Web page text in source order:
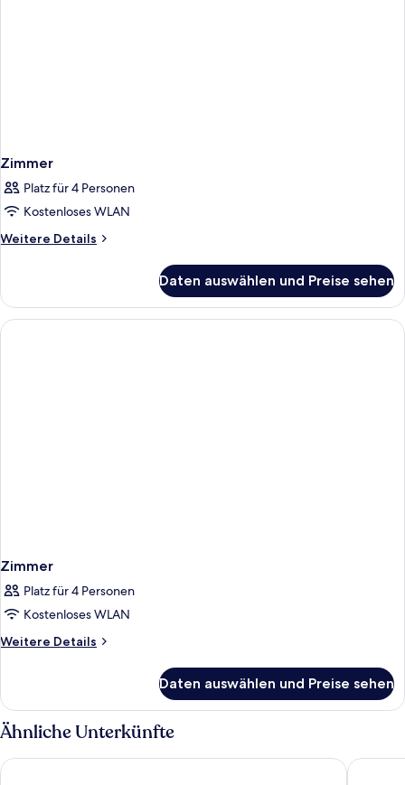
Zimmer
Platz für 4 Personen
Kostenloses WLAN
Weitere Details
Weitere
Daten auswählen und Preise sehen
Zimmer
Platz für 4 Personen
Kostenloses WLAN
Weitere Details
Weitere
Daten auswählen und Preise sehen
Ähnliche Unterkünfte
Mare Blue Hotel Petra